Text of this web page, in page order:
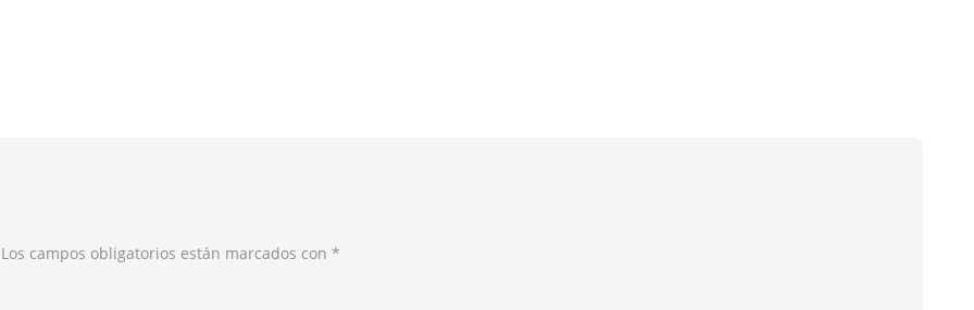
campos obligatorios están marcados con *